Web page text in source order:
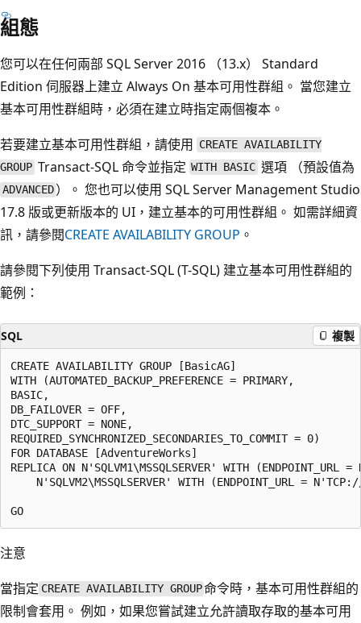
組態
您可以在任何兩部 SQL Server 2016 （13.x） Standard
Edition 伺服器上建立 Always On 基本可用性群組。 當您建立
基本可用性群組時，必須在建立時指定兩個複本。
若要建立基本可用性群組，請使用 CREATE AVAILABILITY
GROUP Transact-SQL 命令並指定 WITH BASIC 選項 （預設值為
ADVANCED ）。 您也可以使用 SQL Server Management Studio
17.8 版或更新版本的 UI，建立基本的可用性群組。 如需詳細資
訊，請參閱CREATE AVAILABILITY GROUP 。
請參閱下列使用 Transact-SQL (T-SQL) 建立基本可用性群組的
範例：
SQL 複製
CREATE AVAILABILITY GROUP [BasicAG]
WITH (AUTOMATED_BACKUP_PREFERENCE = PRIMARY,
BASIC,
DB_FAILOVER = OFF,
DTC_SUPPORT = NONE,
REQUIRED_SYNCHRONIZED_SECONDARIES_TO_COMMIT = 0)
FOR DATABASE [AdventureWorks]
REPLICA ON N'SQLVM1\MSSQLSERVER' WITH (ENDPOINT_URL
N'SQLVM2\MSSQLSERVER' WITH (ENDPOINT_URL =
注意
當指定 CREATE AVAILABILITY GROUP命令時，基本可用性群組的
限制會套用。 例如，如果您嘗試建立允許讀取存取的基本可用